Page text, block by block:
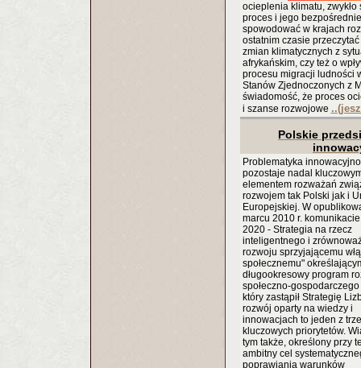
ocieplenia klimatu,
proces i jego
spowodować w krajach
ostatnim czasie
zmian klimatycznych z
afrykańskim, czy też o
procesu migracji ludności
Stanów Zjednoczonych z
świadomość, że proces
i szanse rozwojowe
Polskie
Problematyka
pozostaje nadal
elementem rozważań
rozwojem tak Polski jak i
Europejskiej. W
marcu 2010 r.
2020 - Strategia na rzecz
inteligentnego i
rozwoju sprzyjającemu
społecznemu"
długookresowy program
społeczno-
który zastąpił Strategię
rozwój oparty na wiedzy i
innowacjach to jeden z
kluczowych priorytetów.
tym także, określony przy
ambitny cel
poprawiania warunków